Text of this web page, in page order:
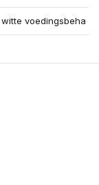
witte voedingsbeha